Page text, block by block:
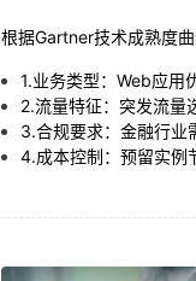
根据Gartner技术成熟度
1.业务类型：Web应用
2.流量特征：突发流量
3.合规要求：金融行业
4.成本控制：预留实例